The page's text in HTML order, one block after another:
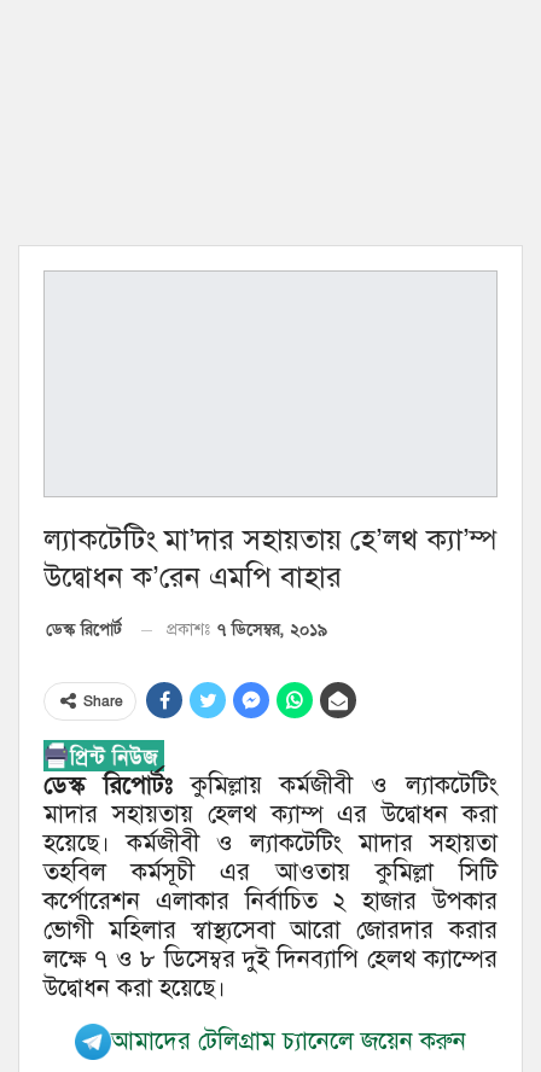
ল্যাকটেটিং মা’দার সহায়তায় হে’লথ ক্যা’ম্প
উদ্বোধন ক’রেন এমপি বাহার
ডেস্ক রিপোর্ট প্রকাশঃ ৭ ডিসেম্বর, ২০১৯
Share
ডেস্ক রিপোর্টঃ কুমিল্লায় কর্মজীবী ও ল্যাকটেটিং
মাদার সহায়তায় হেলথ ক্যাম্প এর উদ্বোধন করা
হয়েছে। কর্মজীবী ও ল্যাকটেটিং মাদার সহায়তা
তহবিল কর্মসূচী এর আওতায় কুমিল্লা সিটি
কর্পোরেশন এলাকার নির্বাচিত ২ হাজার উপকার
ভোগী মহিলার স্বাস্থ্যসেবা আরো জোরদার করার
লক্ষে ৭ ও ৮ ডিসেম্বর দুই দিনব্যাপি হেলথ ক্যাম্পের
উদ্বোধন করা হয়েছে।
আমাদের টেলিগ্রাম চ্যানেলে জয়েন করুন